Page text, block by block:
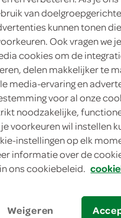
meer leverbaar vanuit
zijn niet
winkelmand.
after sun spray in
sun spray
van
kunnen tonen die
Ook vragen we je
cookies om de
delen makkelijker te
media-ervaring en
voor al onze
noodzakelijke,
voorkeuren wil instellen
instellingen op elk
informatie over de
ons cookiebeleid.
Weigeren